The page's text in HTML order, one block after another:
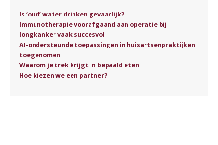
Is ‘oud’ water drinken gevaarlijk?
Immunotherapie voorafgaand aan operatie bij
longkanker vaak succesvol
AI-ondersteunde toepassingen in huisartsenpraktijken
toegenomen
Waarom je trek krijgt in bepaald eten
Hoe kiezen we een partner?